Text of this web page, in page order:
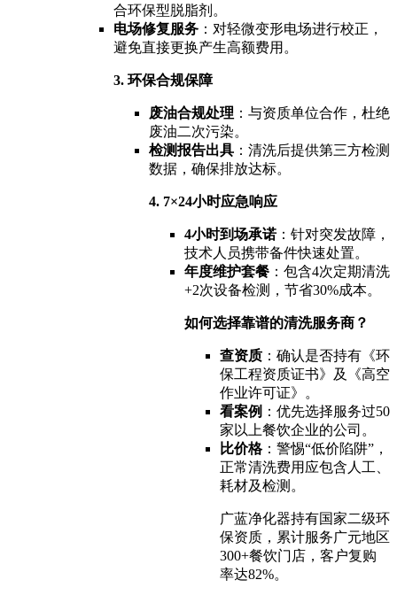
合环保型脱脂剂。
电场修复服务 ：对轻微变形电场进行校正，
避免直接更换产生高额费用。
3. 环保合规保障
废油合规处理 ：与资质单位合作，杜绝
废油二次污染。
检测报告出具 ：清洗后提供第三方检测
数据，确保排放达标。
4. 7×24小时应急响应
4小时到场承诺：针对突发故障，
技术人员携带备件快速处置。
年度维护套餐 ：包含4次定期清洗
+2次设备检测，节省30%成本。
如何选择靠谱的清洗服务商？
查资质 ：确认是否持有《环
保工程资质证书》及《高空
作业许可证》。
看案例 ：优先选择服务过50
家以上餐饮企业的公司。
比价格：警惕“低价陷阱”，
正常清洗费用应包含人工、
耗材及检测。
广蓝净化器持有国家二级环
保资质，累计服务广元地区
300+餐饮门店，客户复购
率达82%。